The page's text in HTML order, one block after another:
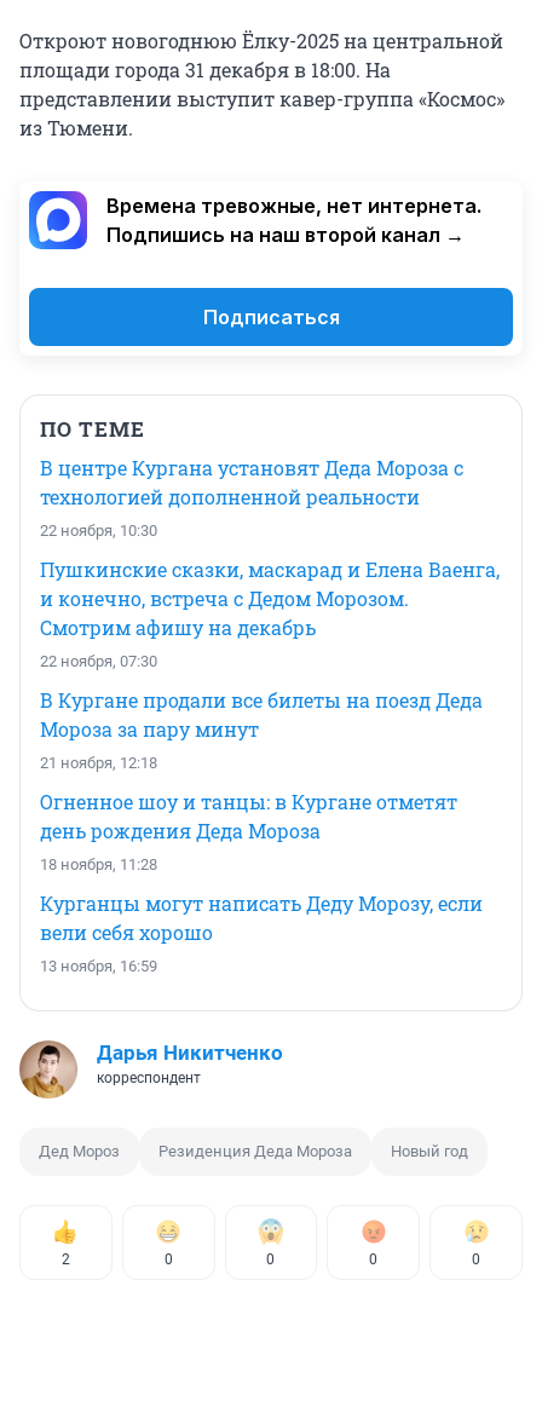
Откроют новогоднюю Ёлку-2025 на центральной
площади города 31 декабря в 18:00. На
представлении выступит кавер-группа «Космос»
из Тюмени.
Времена тревожные, нет интернета.
Подпишись на наш второй канал →
Подписаться
ПО ТЕМЕ
В центре Кургана установят Деда Мороза с
технологией дополненной реальности
22 ноября, 10:30
Пушкинские сказки, маскарад и Елена Ваенга,
и конечно, встреча с Дедом Морозом.
Смотрим афишу на декабрь
22 ноября, 07:30
В Кургане продали все билеты на поезд Деда
Мороза за пару минут
21 ноября, 12:18
Огненное шоу и танцы: в Кургане отметят
день рождения Деда Мороза
18 ноября, 11:28
Курганцы могут написать Деду Морозу, если
вели себя хорошо
13 ноября, 16:59
Дарья Никитченко
корреспондент
Дед Мороз Резиденция Деда Мороза Новый год
2 0 0 0 0